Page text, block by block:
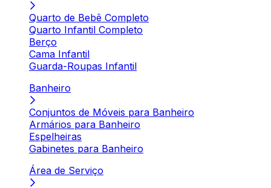
Quarto de Bebê Completo
Quarto Infantil Completo
Berço
Cama Infantil
Guarda-Roupas Infantil
Banheiro
Conjuntos de Móveis para Banheiro
Armários para Banheiro
Espelheiras
Gabinetes para Banheiro
Área de Serviço